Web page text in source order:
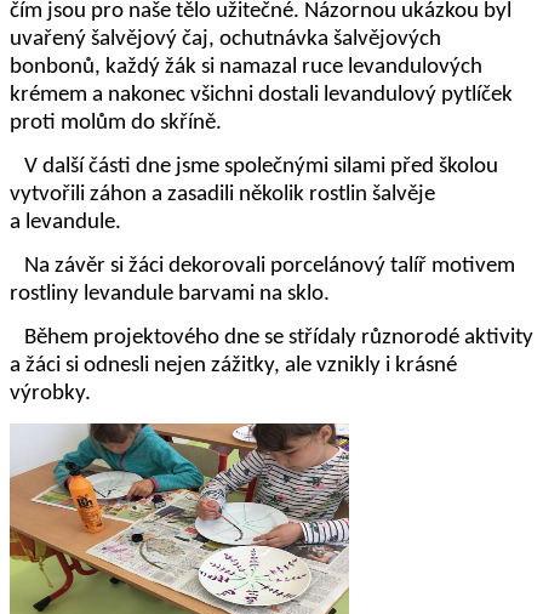
čím jsou pro naše tělo užitečné. Názornou ukázkou byl
uvařený šalvějový čaj, ochutnávka šalvějových
bonbonů, každý žák si namazal ruce levandulových
krémem a nakonec všichni dostali levandulový pytlíček
proti molům do skříně.
V další části dne jsme společnými silami před školou
vytvořili záhon a zasadili několik rostlin šalvěje
a levandule.
Na závěr si žáci dekorovali porcelánový talíř motivem
rostliny levandule barvami na sklo.
Během projektového dne se střídaly různorodé aktivity
a žáci si odnesli nejen zážitky, ale vznikly i krásné
výrobky.